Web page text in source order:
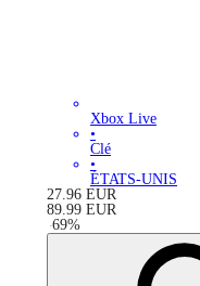
Xbox Live
•
Clé
•
ÉTATS-UNIS
27.96 EUR
89.99 EUR
-69%